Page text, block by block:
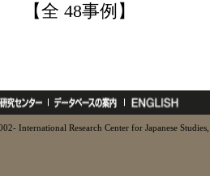
【全 48事例】
International Research Center for Japanese